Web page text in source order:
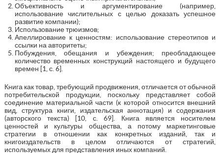
Объективность и аргументирование (например,
использование числительных с целью доказать успешное
развитие компании);
Использование трюизмов;
Апеллирование к ценностям: использование стереотипов и
ссылки на авторитеты;
Побуждения, обещания и убеждения; преобладающее
количество временных конструкций настоящего и будущего
времен [1, с. 6].
Книга как товар, требующий продвижения, отличается от обычной
потребительской продукции, поскольку представляет собой
соединение материальной части (к которой относится внешний
вид, структура книги, издательская аннотация) и содержания
(авторского текста) [10, с. 69]. Книга является носителем
ценностей и культуры общества, а потому маркетинговые
стратегии в отношении как конкретных изданий, так и
книгоиздательств в целом отличаются от стратегий,
используемых для представления иных компаний.